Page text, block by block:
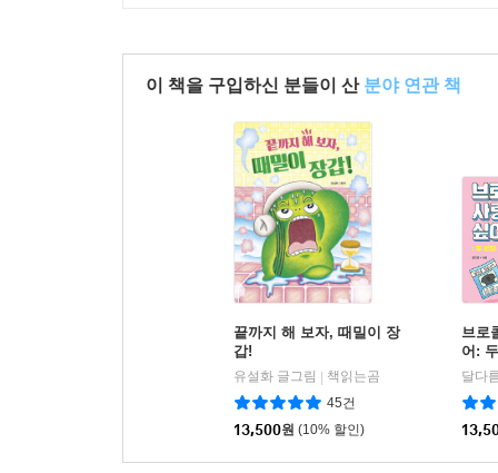
이 책을 구입하신 분들이 산 분야 연관 책
끝까지 해 보자, 때밀이 장
갑!
유설화 글그림 | 책읽는곰
45건
13,500원 (10% 할인)
브로
어:
달다